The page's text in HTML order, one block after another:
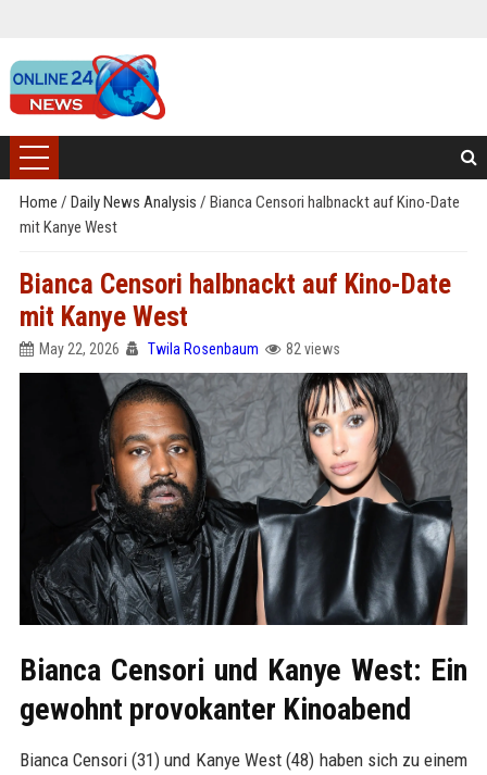
Home / Daily News Analysis / Bianca Censori halbnackt auf Kino-Date
mit Kanye West
Bianca Censori halbnackt auf Kino-Date
mit Kanye West
May 22, 2026 Twila Rosenbaum 82 views
Bianca Censori und Kanye West: Ein
gewohnt provokanter Kinoabend
Bianca Censori (31) und Kanye West (48) haben sich zu einem